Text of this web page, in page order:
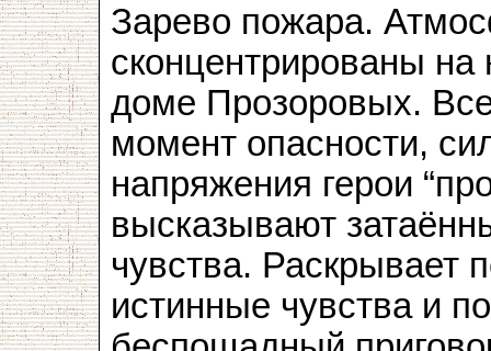
Зарево пожара.
сконцентрированы
доме Прозоровых.
момент опасности,
напряжения герои
высказывают
чувства. Раскрывает
истинные чувства и